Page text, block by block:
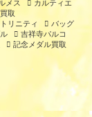
メス
カルティエ
取
トリニティ
バッグ
吉祥寺パルコ
記念メダル買取